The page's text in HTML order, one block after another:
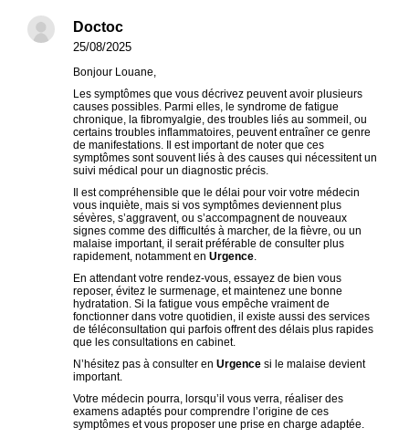
Doctoc
25/08/2025
Bonjour Louane,
Les symptômes que vous décrivez peuvent avoir plusieurs
causes possibles. Parmi elles, le syndrome de fatigue
chronique, la fibromyalgie, des troubles liés au sommeil, ou
certains troubles inflammatoires, peuvent entraîner ce genre
de manifestations. Il est important de noter que ces
symptômes sont souvent liés à des causes qui nécessitent un
suivi médical pour un diagnostic précis.
Il est compréhensible que le délai pour voir votre médecin
vous inquiète, mais si vos symptômes deviennent plus
sévères, s’aggravent, ou s’accompagnent de nouveaux
signes comme des difficultés à marcher, de la fièvre, ou un
malaise important, il serait préférable de consulter plus
rapidement, notamment en Urgence.
En attendant votre rendez-vous, essayez de bien vous
reposer, évitez le surmenage, et maintenez une bonne
hydratation. Si la fatigue vous empêche vraiment de
fonctionner dans votre quotidien, il existe aussi des services
de téléconsultation qui parfois offrent des délais plus rapides
que les consultations en cabinet.
N’hésitez pas à consulter en Urgence si le malaise devient
important.
Votre médecin pourra, lorsqu’il vous verra, réaliser des
examens adaptés pour comprendre l’origine de ces
symptômes et vous proposer une prise en charge adaptée.